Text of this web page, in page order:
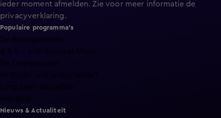
ieder moment afmelden. Zie voor meer informatie de
privacyverklaring.
Populaire programma's
De Bondgenoten
A.S.S. - Anti Survival Show
De Oranjezomer
Mi Dushi: wat is dan liefde?
Nieuws & Actualiteit